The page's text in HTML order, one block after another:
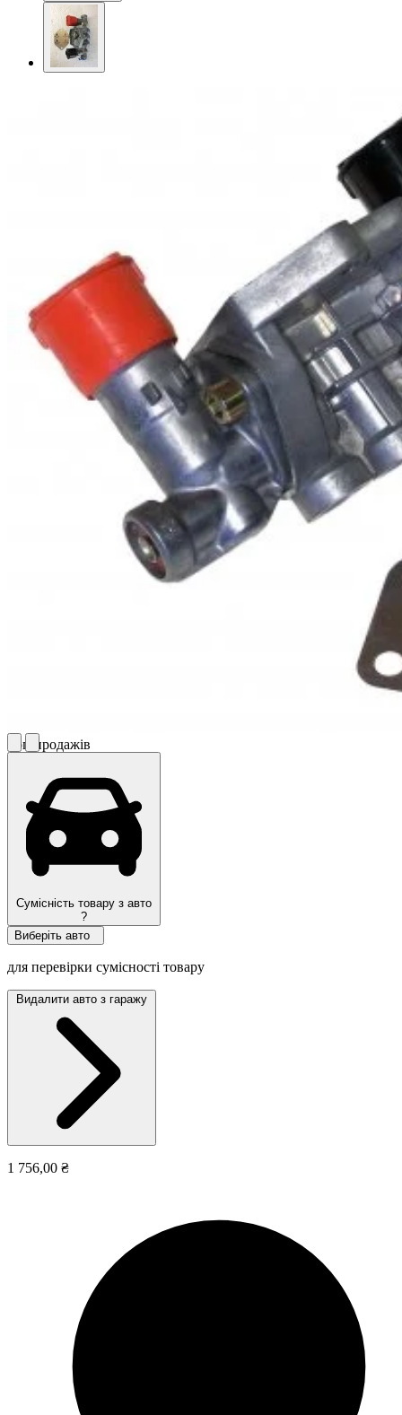
Топ продажів
Сумісність товару з авто
?
Виберіть авто
для перевірки сумісності товару
Видалити авто з гаражу
1 756,00 ₴